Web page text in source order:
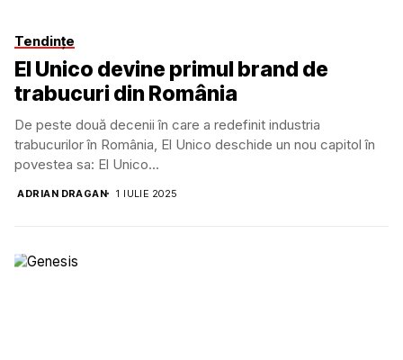
Tendințe
El Unico devine primul brand de
trabucuri din România
De peste două decenii în care a redefinit industria
trabucurilor în România, El Unico deschide un nou capitol în
povestea sa: El Unico...
ADRIAN DRAGAN 1 IULIE 2025